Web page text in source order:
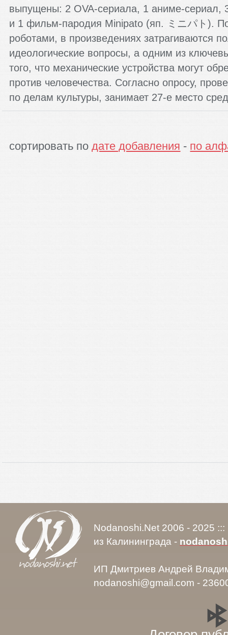
выпущены: 2 OVA-сериала, 1 аниме-сериал,
и 1 фильм-пародия Minipato (яп. ミニパト).
роботами, в произведениях затрагиваются
идеологические вопросы, а одним из
того, что механические устройства могут
против человечества. Согласно опросу,
по делам культуры, занимает 27-е место
сортировать подате добавления - по
Nodanoshi.Net 2006 - 2025
из Калининграда -
ИП Дмитриев Андрей
nodanoshi@gmail.com -